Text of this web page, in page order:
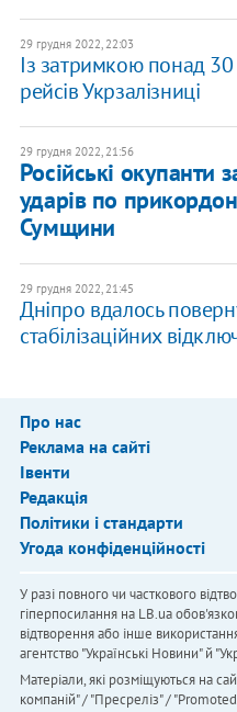
29 грудня 2022, 22:03
Із затримкою понад
рейсів Укрзалізниці
29 грудня 2022, 21:56
Російські окупанти
ударів по
Сумщини
29 грудня 2022, 21:45
Дніпро вдалось
стабілізаційних
Про нас
Реклама на сайті
Івенти
Редакція
Політики і стандарти
Угода конфіденційності
У разі повного чи часткового
гіперпосилання на LB.ua
відтворення або інше
агентство "Українськi Новини" й
Матеріали, які розміщуються на
компаній" / "Пресреліз" /